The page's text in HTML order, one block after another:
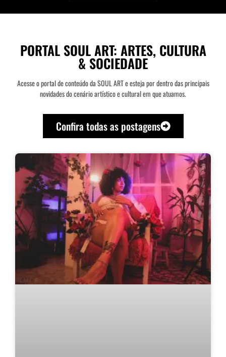
PORTAL SOUL ART: ARTES, CULTURA
& SOCIEDADE
Acesse o portal de conteúdo da SOUL ART e esteja por dentro das principais
novidades do cenário artístico e cultural em que atuamos.
Confira todas as postagens